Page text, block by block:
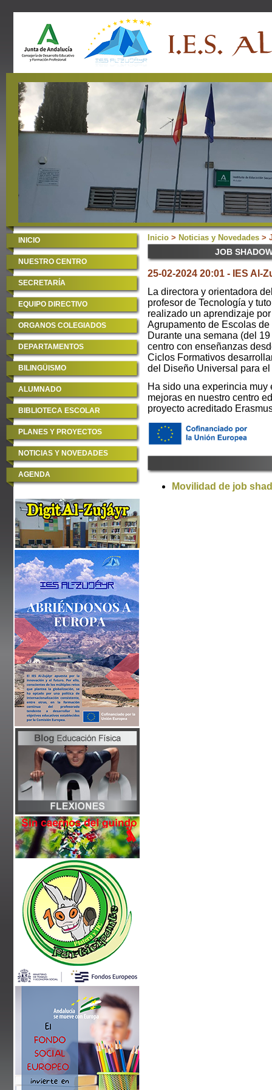
INICIO
NUESTRO CENTRO
SECRETARÍA
EQUIPO DIRECTIVO
ORGANOS COLEGIADOS
DEPARTAMENTOS
BILINGÜISMO
ALUMNADO
BIBLIOTECA ESCOLAR
PLANES Y PROYECTOS
NOTICIAS Y NOVEDADES
AGENDA
Inicio > Noticias y Novedades >
JOB
25-02-2024 20:01 - IES Al-
La directora y orientadora
profesor de Tecnología y
realizado un aprendizaje
Agrupamento de Escolas
Durante una semana (del
centro con enseñanzas
Ciclos Formativos
del Diseño Universal para
Ha sido una experincia
mejoras en nuestro centro
proyecto acreditado
Movilidad de job